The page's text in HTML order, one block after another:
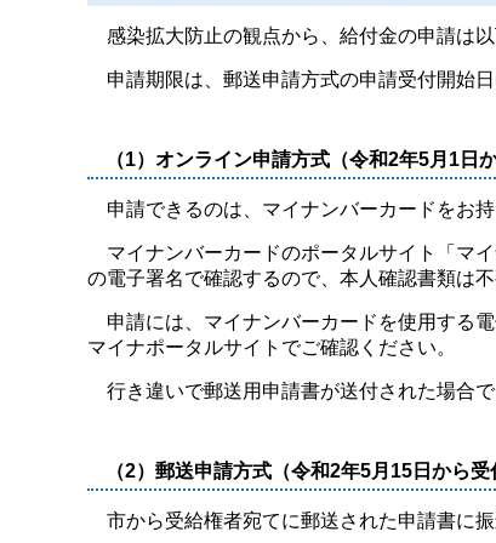
感染拡大防止の観点から、給付金の申請は
申請期限は、郵送申請方式の申請受付開始日
（1）オンライン申請方式（令和2年5月1日
申請できるのは、マイナンバーカードをお持
マイナンバーカードのポータルサイト「マ
の電子署名で確認するので、本人確認書類は
申請には、マイナンバーカードを使用する
マイナポータルサイトでご確認ください。
行き違いで郵送用申請書が送付された場合
（2）郵送申請方式（令和2年5月15日から受
市から受給権者宛てに郵送された申請書に